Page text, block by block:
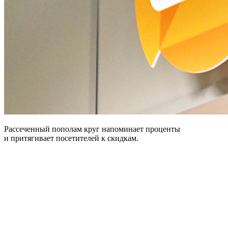
Рассеченный пополам круг напоминает проценты
и притягивает посетителей к скидкам.